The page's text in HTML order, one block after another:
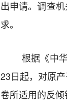
出申请。调查
求。
根据《中
23日起，对原产
卷所适用的反倾